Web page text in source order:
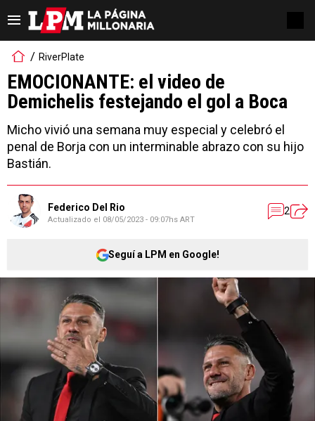
RiverPlate
EMOCIONANTE: el video de
Demichelis festejando el gol a Boca
Micho vivió una semana muy especial y celebró el
penal de Borja con un interminable abrazo con su hijo
Bastián.
Federico Del Rio
Actualizado el 08/05/2023 - 09:07hs ART
2
Seguí a LPM en Google!